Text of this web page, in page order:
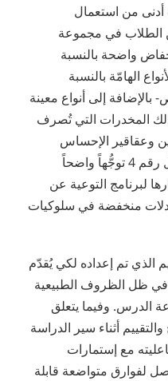
من استعمال
الطلاب في مجموعة
واضحة بالنسبة
الهامّة بالنسبة
إلى أنواع معينة
المخدرات التي تُصرف
وعقاقير الإحساس
بالنشوة. تُظهِر النتائج في الجدول رقم 4 توجُّهاً واضحاً
لبرنامج التوعية عن
منخفضة في سلوكيات
الذي تم إعداده لكي يُقدّم
في ظل الظروف الطبيعية
الدرس. وفيما يتعلق
والتقييم أثناء سير الدراسة
مع إستمارات
لفوارق متواضعة قابلة